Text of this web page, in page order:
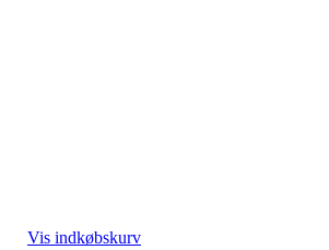
Vis indkøbskurv